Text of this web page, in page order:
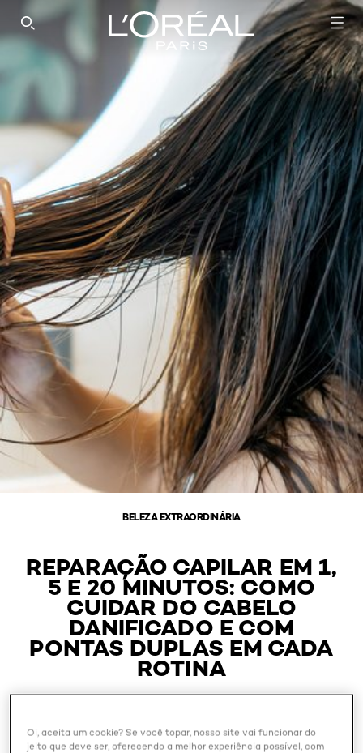
SEARCH THIS SITE
BELEZA EXTRAORDINÁRIA
REPARAÇÃO CAPILAR EM 1,
5 E 20 MINUTOS: COMO
CUIDAR DO CABELO
DANIFICADO E COM
PONTAS DUPLAS EM CADA
ROTINA
Oi, aceita um cookie? Se você topar, nosso site vai funcionar do
jeito que deve ser, oferecendo a melhor experiência possível, com